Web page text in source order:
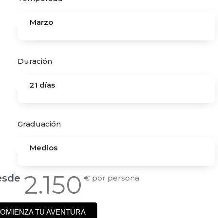
Marzo
Duración
21 días
Graduación
Medios
2.150 € por persona
TU AVENTURA